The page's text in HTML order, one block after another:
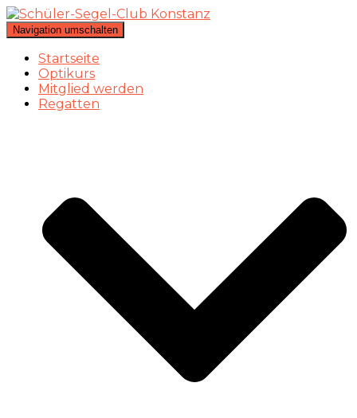
Navigation umschalten
Startseite
Optikurs
Mitglied werden
Regatten